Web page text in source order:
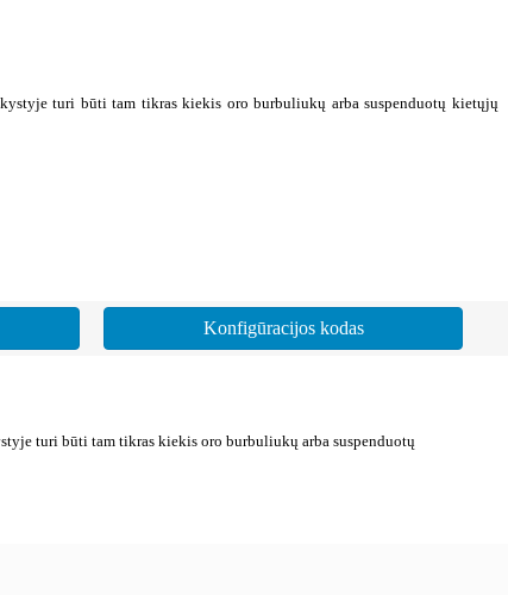
turi būti tam tikras kiekis oro burbuliukų arba suspenduotų kietųjų
Konfigūracijos kodas
turi būti tam tikras kiekis oro burbuliukų arba suspenduotų